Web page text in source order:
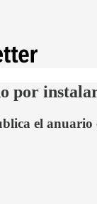
por
el anuario